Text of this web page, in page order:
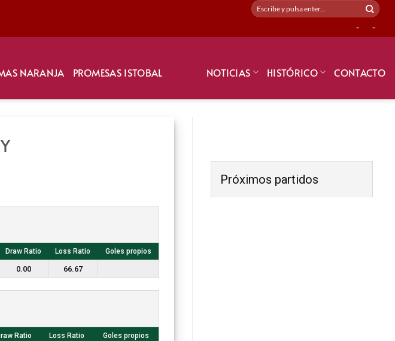
- -
NARANJA PROMESAS ISTOBAL NOTICIAS HISTÓRICO CONTACTO
Draw Ratio Loss Ratio Goles propios
0.00 66.67
Ratio Loss Ratio Goles propios
Próximos partidos